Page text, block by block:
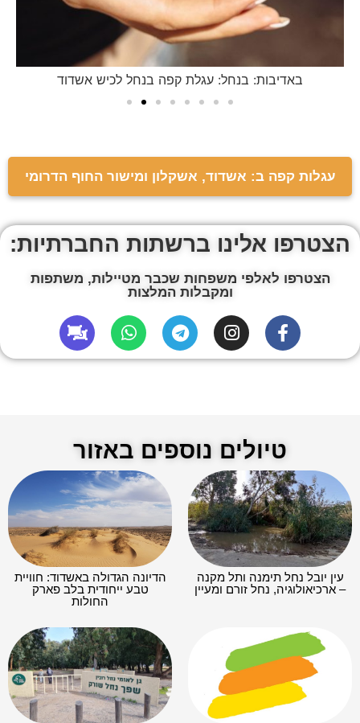
באדיבות: בנחל: עגלת קפה בנחל לכיש אשדוד
עגלות קפה ב: אשדוד, אשקלון ומישור החוף הדרומי
הצטרפו אלינו ברשתות החברתיות:
הצטרפו לאלפי משפחות שכבר מטיילות, משתפות
ומקבלות המלצות
טיולים נוספים באזור
עין יובל נחל תימנה ותל מקנה
– ארכיאולוגיה, נחל זורם ומעיין
הדיונה הגדולה באשדוד: חוויית
טבע ייחודית בלב פארק
החולות